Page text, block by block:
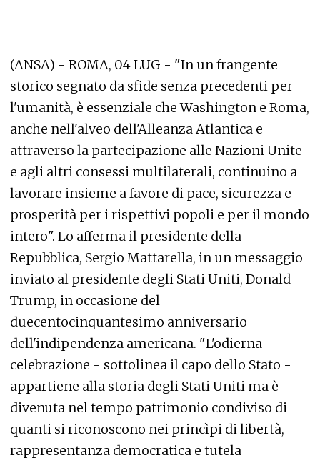
(ANSA) - ROMA, 04 LUG - "In un frangente
storico segnato da sfide senza precedenti per
l'umanità, è essenziale che Washington e Roma,
anche nell'alveo dell'Alleanza Atlantica e
attraverso la partecipazione alle Nazioni Unite
e agli altri consessi multilaterali, continuino a
lavorare insieme a favore di pace, sicurezza e
prosperità per i rispettivi popoli e per il mondo
intero". Lo afferma il presidente della
Repubblica, Sergio Mattarella, in un messaggio
inviato al presidente degli Stati Uniti, Donald
Trump, in occasione del
duecentocinquantesimo anniversario
dell'indipendenza americana. "L'odierna
celebrazione - sottolinea il capo dello Stato -
appartiene alla storia degli Stati Uniti ma è
divenuta nel tempo patrimonio condiviso di
quanti si riconoscono nei princìpi di libertà,
rappresentanza democratica e tutela